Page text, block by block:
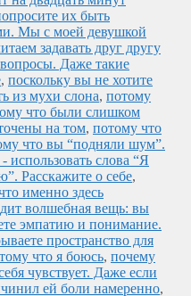
их быть
Мы с моей девушкой
задавать друг другу
Даже такие
, поскольку вы не хотите
из мухи слона, потому
что были слишком
на том, потому что
что вы “подняли шум”.
использовать слова “Я
Расскажите о себе,
именно здесь
волшебная вещь: вы
эмпатию и понимание.
пространство для
что я боюсь, почему
чувствует. Даже если
ей боли намеренно,